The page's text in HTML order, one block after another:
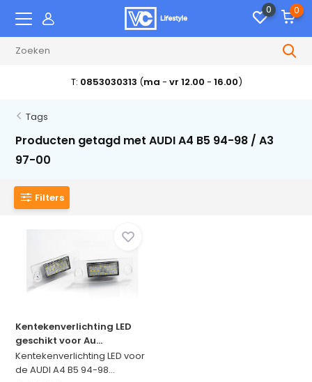
0 0
T: 0853030313 (ma - vr 12.00 - 16.00)
Tags
Producten getagd met AUDI A4 B5 94-98 / A3
97-00
Filters
Kentekenverlichting LED
geschikt voor Au...
Kentekenverlichting LED voor
de AUDI A4 B5 94-98...